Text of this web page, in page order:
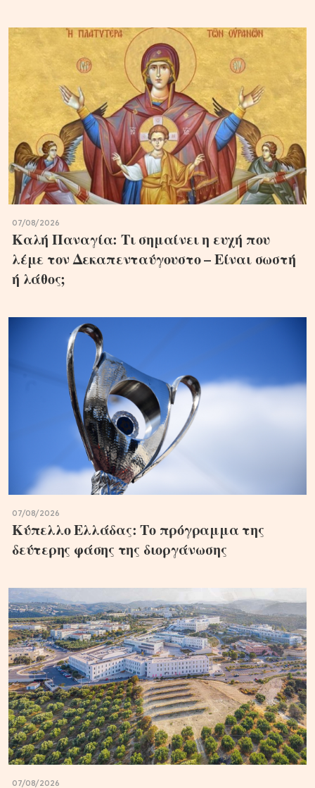
07/08/2026
Καλή Παναγία: Τι σημαίνει η ευχή που
λέμε τον Δεκαπενταύγουστο – Είναι σωστή
ή λάθος;
07/08/2026
Κύπελλο Ελλάδας: Το πρόγραμμα της
δεύτερης φάσης της διοργάνωσης
07/08/2026